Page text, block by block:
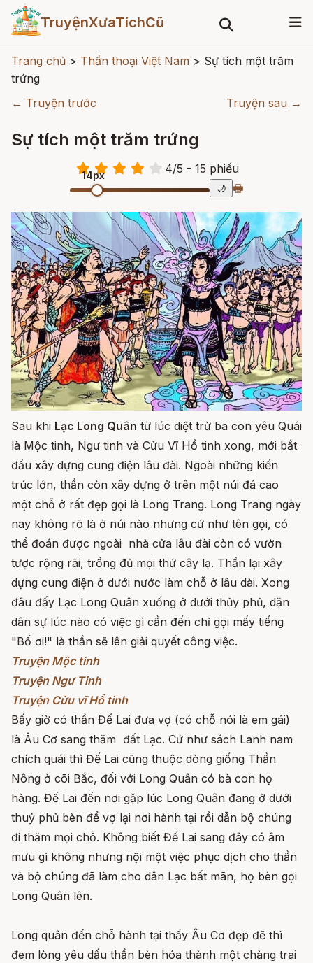
TruyệnXưaTíchCũ
Trang chủ > Thần thoại Việt Nam > Sự tích một trăm
trứng
← Truyện trước
Truyện sau →
Sự tích một trăm trứng
4/5 - 15 phiếu
14px
🌙 🖶
Sau khi Lạc Long Quân từ lúc diệt trừ ba con yêu Quái
là Mộc tinh, Ngư tinh và Cửu Vĩ Hồ tinh xong, mới bắt
đầu xây dựng cung điện lâu đài. Ngoài những kiến
trúc lớn, thần còn xây dựng ở trên một núi đá cao
một chỗ ở rất đẹp gọi là Long Trang. Long Trang ngày
nay không rõ là ở núi nào nhưng cứ như tên gọi, có
thể đoán được ngoài nhà cửa lâu đài còn có vườn
tược rộng rãi, trồng đủ mọi thứ cây lạ. Thần lại xây
dựng cung điện ở dưới nước làm chỗ ở lâu dài. Xong
đâu đấy Lạc Long Quân xuống ở dưới thủy phủ, dặn
dân sự lúc nào có việc gì cần đến chỉ gọi mấy tiếng
"Bố ơi!" là thần sẽ lên giải quyết công việc.
Truyện Mộc tinh
Truyện Ngư Tinh
Truyện Cửu vĩ Hồ tinh
Bấy giờ có thần Đế Lai đưa vợ (có chỗ nói là em gái)
là Âu Cơ sang thăm đất Lạc. Cứ như sách Lanh nam
chích quái thì Đế Lai cũng thuộc dòng giống Thần
Nông ở cõi Bắc, đối với Long Quân có bà con họ
hàng. Đế Lai đến nơi gặp lúc Long Quân đang ở dưới
thuỷ phủ bèn để vợ lại nơi hành tại rồi dẫn bộ chúng
đi thăm mọi chỗ. Không biết Đế Lai sang đây có âm
mưu gì không nhưng nội một việc phục dịch cho thần
và bộ chúng đã làm cho dân Lạc bất mãn, họ bèn gọi
Long Quân lên.
Long quân đến chỗ hành tại thấy Âu Cơ đẹp đẽ thì
đem lòng yêu dấu thần bèn hóa thành một chàng trai